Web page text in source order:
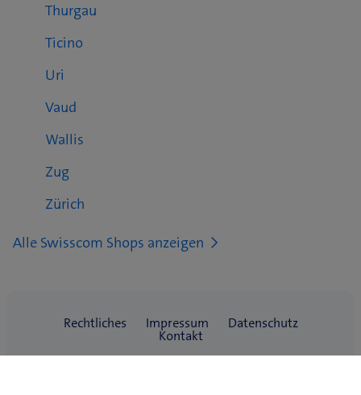
Thurgau
Ticino
Uri
Vaud
Wallis
Zug
Zürich
Alle Swisscom Shops anzeigen